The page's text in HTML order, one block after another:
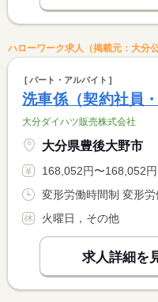
ハローワーク求人（掲載元：大分
パート・アルバイト
洗車係（契約社員・
大分ダイハツ販売株式会社
大分県豊後大野市
168,052円〜168,052円 ※フルタイム求人の場合
火曜日，その他
求人詳細を